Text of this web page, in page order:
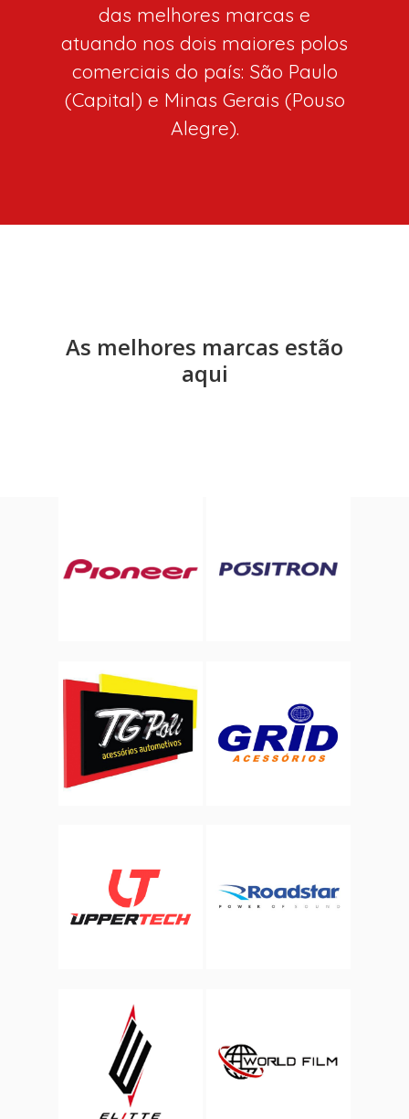
das melhores marcas e
atuando nos dois maiores polos
comerciais do país: São Paulo
(Capital) e Minas Gerais (Pouso
Alegre).
As melhores marcas estão
aqui